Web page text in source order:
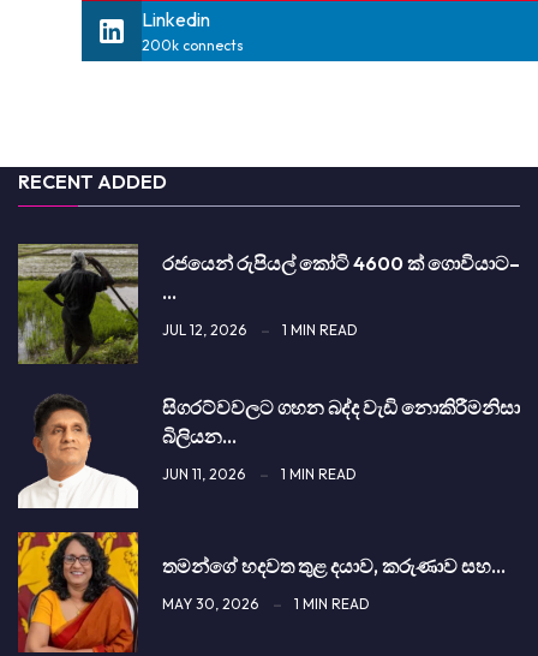
Linkedin
200k connects
RECENT ADDED
රජයෙන් රුපියල් කෝටි 4600 ක් ගොවියාට–
…
JUL 12, 2026 1 MIN READ
සිග­රට්වවලට ගහන බද්ද වැඩි නොකි­රී­මනිසා
බිලි­යන…
JUN 11, 2026 1 MIN READ
තමන්ගේ හදවත තුළ දයාව, කරුණාව සහ…
MAY 30, 2026 1 MIN READ